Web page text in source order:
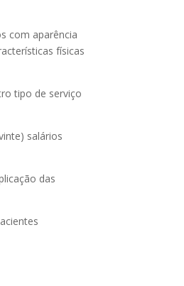
com aparência
físicas
tipo de serviço
salários
das